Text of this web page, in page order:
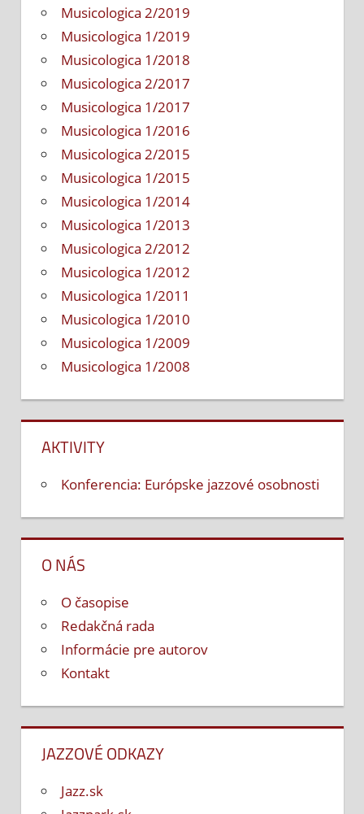
Musicologica 2/2019
Musicologica 1/2019
Musicologica 1/2018
Musicologica 2/2017
Musicologica 1/2017
Musicologica 1/2016
Musicologica 2/2015
Musicologica 1/2015
Musicologica 1/2014
Musicologica 1/2013
Musicologica 2/2012
Musicologica 1/2012
Musicologica 1/2011
Musicologica 1/2010
Musicologica 1/2009
Musicologica 1/2008
AKTIVITY
Konferencia: Európske jazzové osobnosti
O NÁS
O časopise
Redakčná rada
Informácie pre autorov
Kontakt
JAZZOVÉ ODKAZY
Jazz.sk